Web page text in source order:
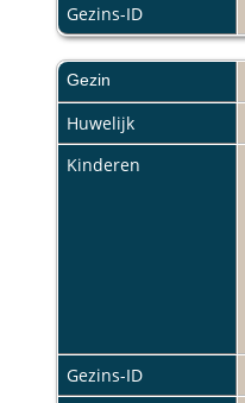
Gezins-ID
Gezin
Huwelijk
Kinderen
Gezins-ID